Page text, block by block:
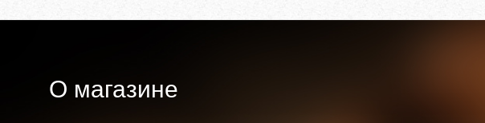
О магазине